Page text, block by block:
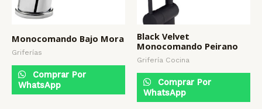
Monocomando Bajo Mora
Griferías
Comprar Por
WhatsApp
Black Velvet
Monocomando Peirano
Grifería Cocina
Comprar Por
WhatsApp